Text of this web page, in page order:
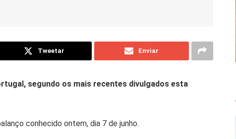
Tweetar Enviar
segundo os mais recentes divulgados esta
conhecido ontem, dia 7 de junho.